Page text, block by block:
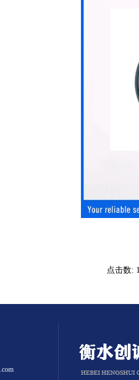
点击数: